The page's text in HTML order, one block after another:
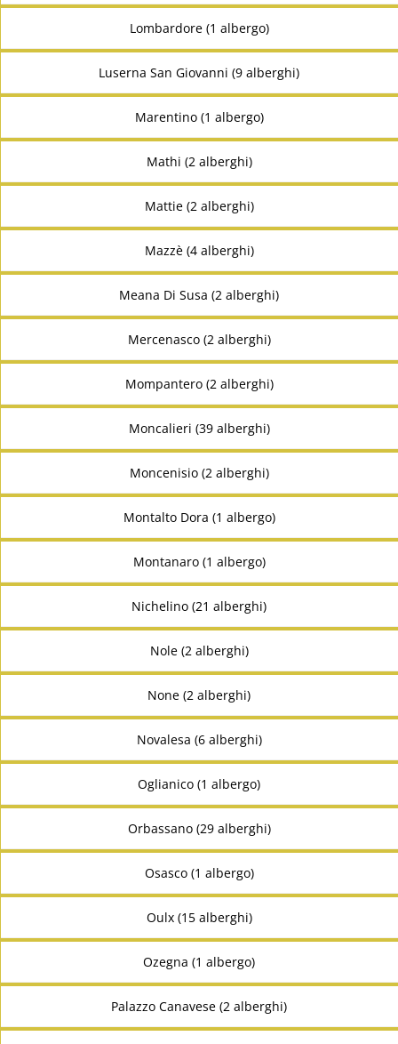
Lombardore (1 albergo)
Luserna San Giovanni (9 alberghi)
Marentino (1 albergo)
Mathi (2 alberghi)
Mattie (2 alberghi)
Mazzè (4 alberghi)
Meana Di Susa (2 alberghi)
Mercenasco (2 alberghi)
Mompantero (2 alberghi)
Moncalieri (39 alberghi)
Moncenisio (2 alberghi)
Montalto Dora (1 albergo)
Montanaro (1 albergo)
Nichelino (21 alberghi)
Nole (2 alberghi)
None (2 alberghi)
Novalesa (6 alberghi)
Oglianico (1 albergo)
Orbassano (29 alberghi)
Osasco (1 albergo)
Oulx (15 alberghi)
Ozegna (1 albergo)
Palazzo Canavese (2 alberghi)